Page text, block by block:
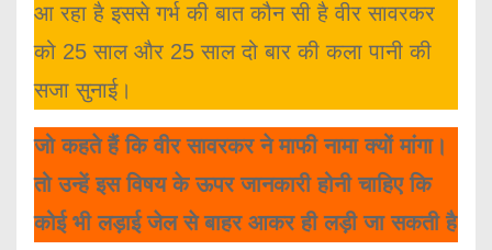
आ रहा है इससे गर्भ की बात कौन सी है वीर सावरकर
को 25 साल और 25 साल दो बार की कला पानी की
सजा सुनाई।
जो कहते हैं कि वीर सावरकर ने माफी नामा क्यों मांगा।
तो उन्हें इस विषय के ऊपर जानकारी होनी चाहिए कि
कोई भी लड़ाई जेल से बाहर आकर ही लड़ी जा सकती है